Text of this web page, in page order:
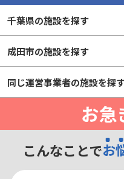
千葉県の施設を探す
成田市の施設を探す
同じ運営事業者の施設を探
お急
こんなことでお